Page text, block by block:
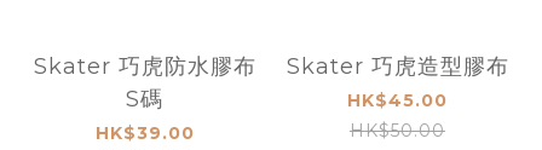
Skater 巧虎防水膠布
S碼
HK$39.00
Skater 巧虎造型膠布
HK$45.00
HK$50.00